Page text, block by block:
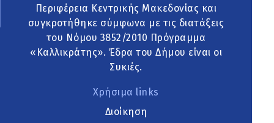
Περιφέρεια Κεντρικής Μακεδονίας και
συγκροτήθηκε σύμφωνα με τις διατάξεις
του Νόμου 3852/2010 Πρόγραμμα
«Καλλικράτης». Έδρα του Δήμου είναι οι
Συκιές.
Χρήσιμα links
Διοίκηση